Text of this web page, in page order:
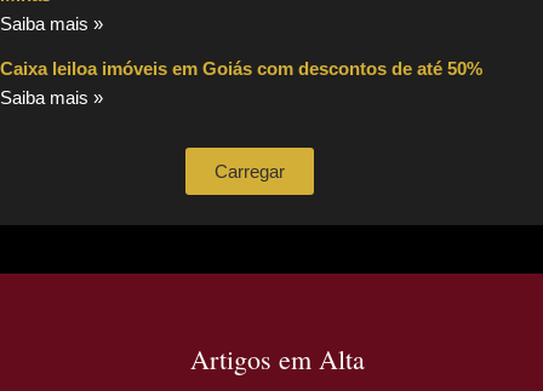
Saiba mais »
Caixa leiloa imóveis em Goiás com descontos de até 50%
Saiba mais »
Carregar
Artigos em Alta